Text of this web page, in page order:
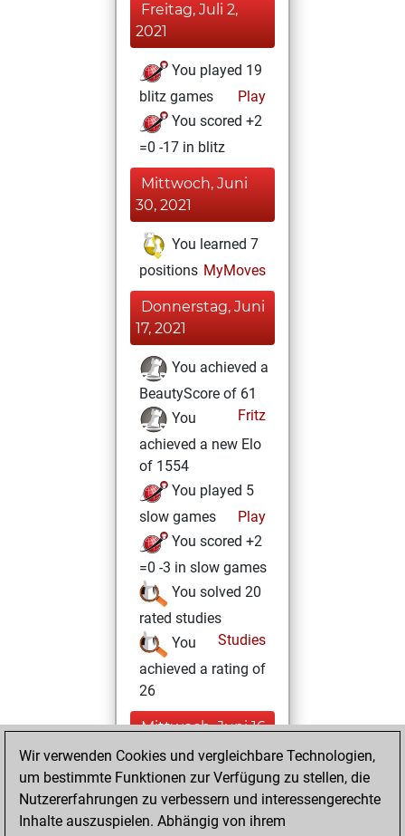
Freitag, Juli 2,
2021
You played 19
blitz games
Play
You scored +2
=0 -17 in blitz
Mittwoch, Juni
30, 2021
You learned 7
positions MyMoves
Donnerstag, Juni
17, 2021
You achieved a
BeautyScore of 61
Fritz
You
achieved a new Elo
of 1554
You played 5
slow games
Play
You scored +2
=0 -3 in slow games
You solved 20
rated studies
Studies
You
achieved a rating of
26
Mittwoch, Juni 16,
2021
You created
your Studies account
Wir verwenden Cookies und vergleichbare Technologien,
um bestimmte Funktionen zur Verfügung zu stellen, die
Nutzererfahrungen zu verbessern und interessengerechte
Inhalte auszuspielen. Abhängig von ihrem